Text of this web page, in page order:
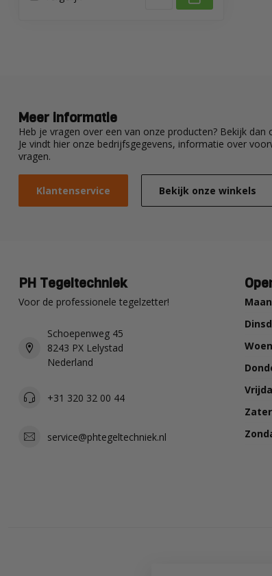
Meer informatie
Heb je vragen over een van onze producten? Bekijk dan
Je vindt hier onze bedrijfsgegevens, informatie over
vragen.
Klantenservice Bekijk onze winkels
PH Tegeltechniek
Voor de professionele tegelzetter!
Schoepenweg 45
8243 PX Lelystad
Nederland
+31 320 32 00 44
service@phtegeltechniek.nl